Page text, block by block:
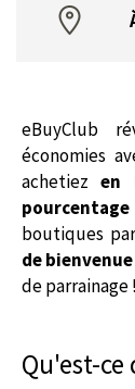
eBuyClub
économies
achetiezen
boutiques
de
de parrainage !
Qu'est-ce